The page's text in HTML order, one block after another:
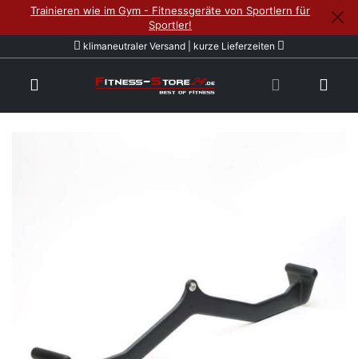
Trainieren wie im Gym - Fitnessgeräte von Sportlern für
Sportler!
klimaneutraler Versand | kurze Lieferzeiten